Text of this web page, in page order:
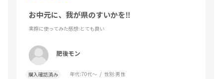
お中元に、我が県のすいかを‼
実際に使ってみた感想:とても良い
肥後モン
購入確認済み 年代:70代～ 性別:男性